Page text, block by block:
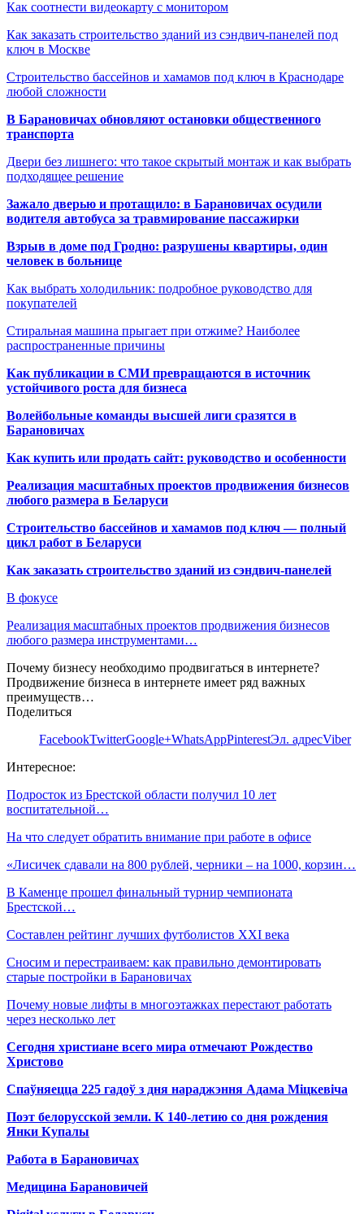
Как соотнести видеокарту с монитором
Как заказать строительство зданий из сэндвич-панелей под
ключ в Москве
Строительство бассейнов и хамамов под ключ в Краснодаре
любой сложности
В Барановичах обновляют остановки общественного
транспорта
Двери без лишнего: что такое скрытый монтаж и как выбрать
подходящее решение
Зажало дверью и протащило: в Барановичах осудили
водителя автобуса за травмирование пассажирки
Взрыв в доме под Гродно: разрушены квартиры, один
человек в больнице
Как выбрать холодильник: подробное руководство для
покупателей
Стиральная машина прыгает при отжиме? Наиболее
распространенные причины
Как публикации в СМИ превращаются в источник
устойчивого роста для бизнеса
Волейбольные команды высшей лиги сразятся в
Барановичах
Как купить или продать сайт: руководство и особенности
Реализация масштабных проектов продвижения бизнесов
любого размера в Беларуси
Строительство бассейнов и хамамов под ключ — полный
цикл работ в Беларуси
Как заказать строительство зданий из сэндвич-панелей
В фокусе
Реализация масштабных проектов продвижения бизнесов
любого размера инструментами…
Почему бизнесу необходимо продвигаться в интернете?
Продвижение бизнеса в интернете имеет ряд важных
преимуществ…
Поделиться
FacebookTwitterGoogle+WhatsAppPinterestЭл. адресViber
Интересное:
Подросток из Брестской области получил 10 лет
воспитательной…
На что следует обратить внимание при работе в офисе
«Лисичек сдавали на 800 рублей, черники – на 1000, корзин…
В Каменце прошел финальный турнир чемпионата
Брестской…
Составлен рейтинг лучших футболистов XXI века
Сносим и перестраиваем: как правильно демонтировать
старые постройки в Барановичах
Почему новые лифты в многоэтажках перестают работать
через несколько лет
Сегодня христиане всего мира отмечают Рождество
Христово
Спаўняецца 225 гадоў з дня нараджэння Адама Міцкевіча
Поэт белорусской земли. К 140-летию со дня рождения
Янки Купалы
Работа в Барановичах
Медицина Барановичей